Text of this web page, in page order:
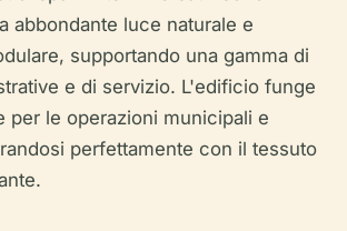
abbondante luce naturale e
supportando una gamma di
e di servizio. L'edificio funge
per le operazioni municipali e
perfettamente con il tessuto